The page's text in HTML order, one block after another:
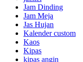
Jam Dinding
Jam Meja
Jas Hujan
Kalender custom
Kaos
Kipas
kipas angin